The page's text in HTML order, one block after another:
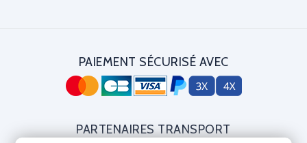
PAIEMENT SÉCURISÉ AVEC
PARTENAIRES TRANSPORT